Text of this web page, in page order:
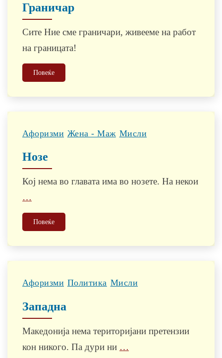
Граничар
Сите Ние сме граничари, живееме на работ
на границата!
Повеќе
Афоризми Жена - Маж Мисли
Нозе
Кој нема во главата има во нозете. На некои
…
Повеќе
Афоризми Политика Мисли
Западна
Македонија нема територијани претензии
кон никого. Па дури ни …